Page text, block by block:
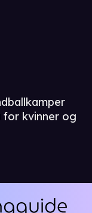
for kvinner og